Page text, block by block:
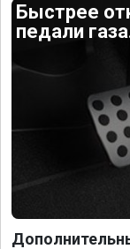
Быстрее
педали